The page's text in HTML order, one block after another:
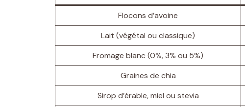
Flocons d’avoine
Lait (végétal ou classique)
Fromage blanc (0%, 3% ou 5%)
Graines de chia
Sirop d’érable, miel ou stevia